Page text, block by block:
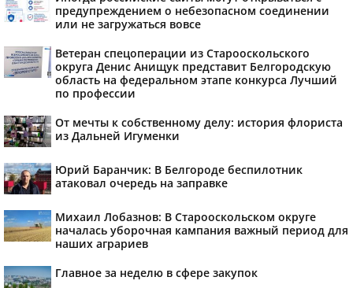
предупреждением о небезопасном соединении
или не загружаться вовсе
Ветеран спецоперации из Старооскольского
округа Денис Анищук представит Белгородскую
область на федеральном этапе конкурса Лучший
по профессии
От мечты к собственному делу: история флориста
из Дальней Игуменки
Юрий Баранчик: В Белгороде беспилотник
атаковал очередь на заправке
Михаил Лобазнов: В Старооскольском округе
началась уборочная кампания важный период для
наших аграриев
Главное за неделю в сфере закупок